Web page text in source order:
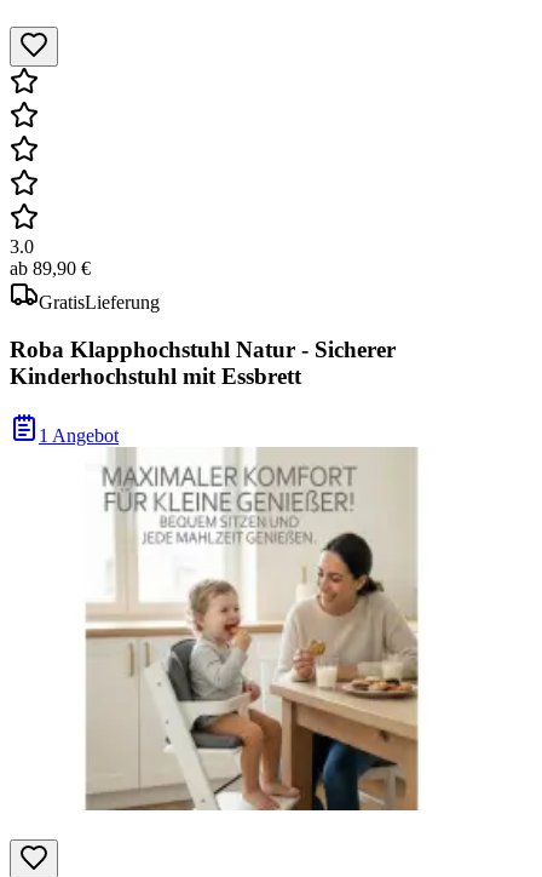
3.0
ab 89,90 €
GratisLieferung
Roba Klapphochstuhl Natur - Sicherer
Kinderhochstuhl mit Essbrett
1 Angebot